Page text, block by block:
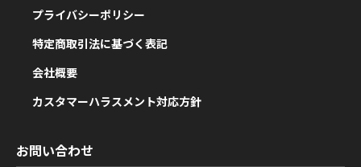
プライバシーポリシー
特定商取引法に基づく表記
会社概要
カスタマーハラスメント対応方針
お問い合わせ